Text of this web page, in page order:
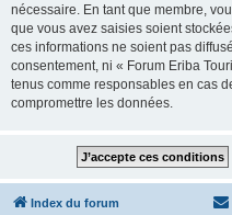
nécessaire. En tant que membre,
que vous avez saisies soient
ces informations ne soient pas
consentement, ni « Forum Eriba
tenus comme responsables en cas
compromettre les données.
Index du forum